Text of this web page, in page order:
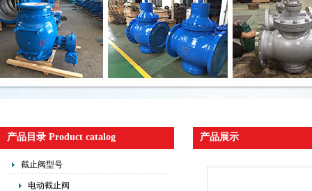
产品目录 Product catalog
截止阀型号
电动截止阀
产品展示